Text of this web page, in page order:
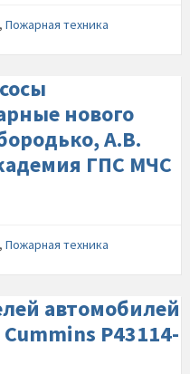
, Пожарная техника
нового
А.В.
ГПС МЧС
, Пожарная техника
автомобилей
Р43114-